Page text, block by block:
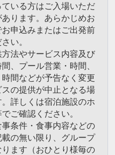
いる方はご入場いただ
ります。あらかじめお
申込みまたはご出発前
い。
方法やサービス内容及び
、プール営業・時間、
時間などが予告なく変更
スの提供が中止となる場
詳しくは宿泊施設のホ
ご確認ください。
事条件・食事内容などの
の無い限り、グループ
ます（おひとり様毎の